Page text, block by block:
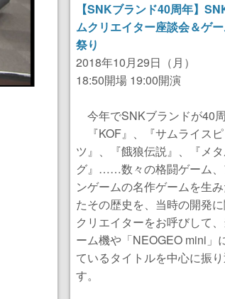
【SNKブランド40周年】
ムクリエイター座談会＆ゲ
祭り
2018年10月29日（月）
18:50開場 19:00開演
今年でSNKブランドが40周
『KOF』、『サムライスピ
ツ』、『餓狼伝説』、『メ
グ』……数々の格闘ゲーム、
ンゲームの名作ゲームを生
たその歴史を、当時の開発
クリエイターをお呼びして
ーム機や「NEOGEO mini」
ているタイトルを中心に振り
す。